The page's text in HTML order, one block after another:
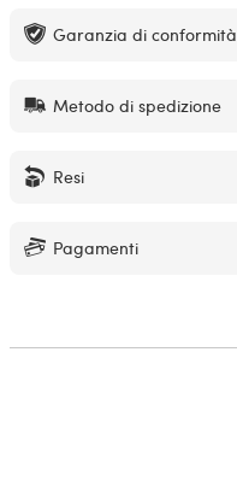
Garanzia di conformità
Metodo di spedizione
Resi
Pagamenti